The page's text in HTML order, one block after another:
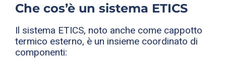
Che cos’è un sistema ETICS
Il sistema ETICS, noto anche come cappotto
termico esterno, è un insieme coordinato di
componenti: